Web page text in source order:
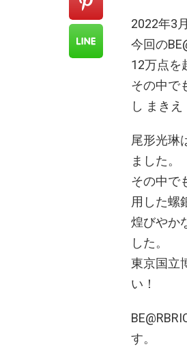
2022年3
今回の
12万点を
その中で
し まき
尾形光琳
ました。
その中で
用した螺
煌びやか
した。
東京国立
い！
す。